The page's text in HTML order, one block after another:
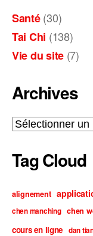
Santé(30)
Tai Chi (138)
Vie du site (7)
Archives
Archives
Tag Cloud
alignement
chen manching chen
cours en ligne dan